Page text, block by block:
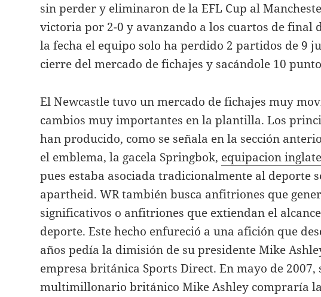
sin perder y eliminaron de la EFL Cup al
victoria por 2-0 y avanzando a los cuartos de final
la fecha el equipo solo ha perdido 2 partidos de 9
cierre del mercado de fichajes y sacándole 10
El Newcastle tuvo un mercado de fichajes muy
cambios muy importantes en la plantilla. Los
han producido, como se señala en la sección
el emblema, la gacela Springbok, equipacion
pues estaba asociada tradicionalmente al deporte
apartheid. WR también busca anfitriones que
significativos o anfitriones que extiendan el
deporte. Este hecho enfureció a una afición que
años pedía la dimisión de su presidente Mike
empresa británica Sports Direct. En mayo de 2007,
multimillonario británico Mike Ashley compraría